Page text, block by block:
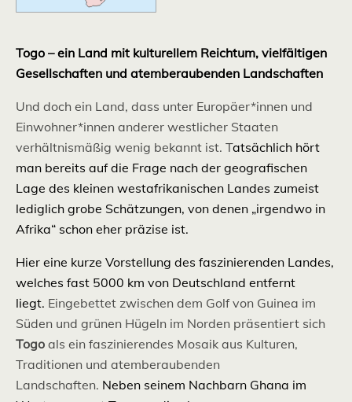
Togo – ein Land mit kulturellem Reichtum, vielfältigen
Gesellschaften und atemberaubenden Landschaften
Und doch ein Land, dass unter Europäer*innen und
Einwohner*innen anderer westlicher Staaten
verhältnismäßig wenig bekannt ist. Tatsächlich hört
man bereits auf die Frage nach der geografischen
Lage des kleinen westafrikanischen Landes zumeist
lediglich grobe Schätzungen, von denen „irgendwo in
Afrika“ schon eher präzise ist.
Hier eine kurze Vorstellung des faszinierenden Landes,
welches fast 5000 km von Deutschland entfernt
liegt. Eingebettet zwischen dem Golf von Guinea im
Süden und grünen Hügeln im Norden präsentiert sich
Togo als ein faszinierendes Mosaik aus Kulturen,
Traditionen und atemberaubenden
Landschaften. Neben seinem Nachbarn Ghana im